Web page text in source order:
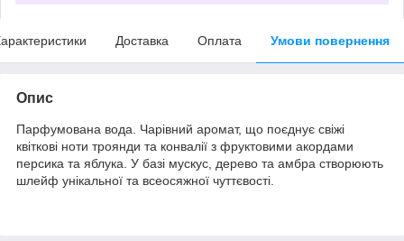
Доставка Оплата Умови повернення
Опис
Парфумована вода. Чарівний аромат, що поєднує свіжі
квіткові ноти троянди та конвалії з фруктовими акордами
персика та яблука. У базі мускус, дерево та амбра створюють
шлейф унікальної та всеосяжної чуттєвості.